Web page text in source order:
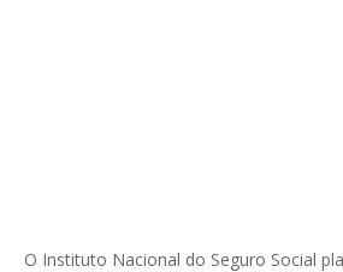
O Instituto Nacional do Seguro Social